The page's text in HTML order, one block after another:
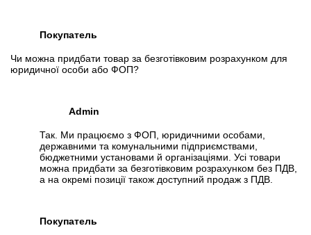
Покупатель
Чи можна придбати товар за безготівковим розрахунком для
юридичної особи або ФОП?
Admin
Так. Ми працюємо з ФОП, юридичними особами,
державними та комунальними підприємствами,
бюджетними установами й організаціями. Усі товари
можна придбати за безготівковим розрахунком без ПДВ,
а на окремі позиції також доступний продаж з ПДВ.
Покупатель